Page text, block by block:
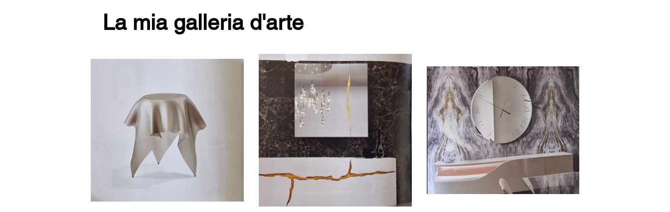
La mia galleria d'arte